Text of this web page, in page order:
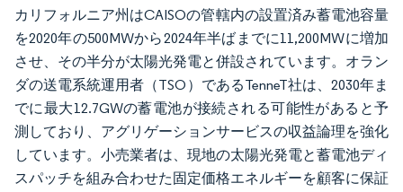
カリフォルニア州はCAISOの管轄内の設置済み蓄電池容量
を2020年の500MWから2024年半ばまでに11,200MWに増加
させ、その半分が太陽光発電と併設されています。オラン
ダの送電系統運用者（TSO）であるTenneT社は、2030年ま
でに最大12.7GWの蓄電池が接続される可能性があると予
測しており、アグリゲーションサービスの収益論理を強化
しています。小売業者は、現地の太陽光発電と蓄電池ディ
スパッチを組み合わせた固定価格エネルギーを顧客に保証